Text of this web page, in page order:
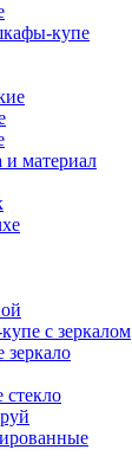
купе
и материал
с зеркалом
зеркало
стекло